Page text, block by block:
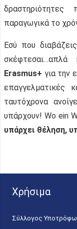
παραγωγικά το
Εσύ που
σκέφτεσαι…απλά
Erasmus+ για την
επαγγελματικές
ταυτόχρονα
υπάρχουν! Wo ein
υπάρχει θέληση,
Χρήσιμα
Σύλλογος